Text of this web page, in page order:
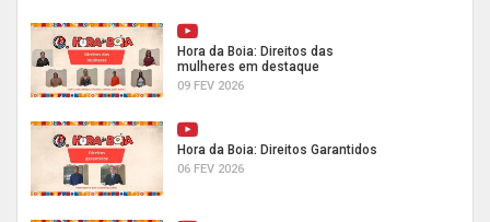
Hora da Boia: Direitos das
mulheres em destaque
09 FEV 2026
Hora da Boia: Direitos Garantidos
06 FEV 2026